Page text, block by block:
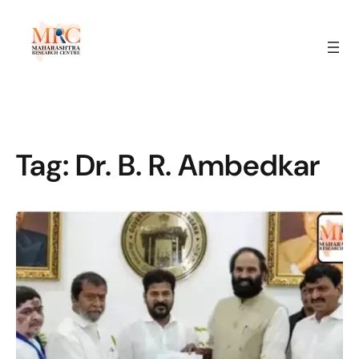
Tag: Dr. B. R. Ambedkar